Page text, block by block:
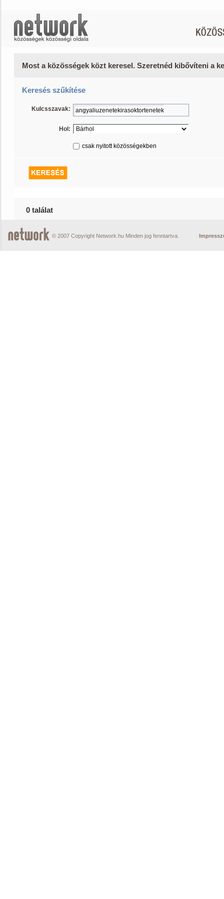
Most a közösségek közt keresel. Szeretnéd kibővíteni a
Keresés szűkítése
Kulcsszavak:
Hol:
csak nyitott közösségekben
0 találat
© 2007 Copyright Network.hu Minden jog fenntartva.